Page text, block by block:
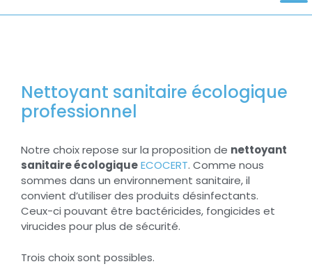
Nettoyant sanitaire écologique
professionnel
Notre choix repose sur la proposition de nettoyant
sanitaire écologiqueECOCERT. Comme nous
sommes dans un environnement sanitaire, il
convient d’utiliser des produits désinfectants.
Ceux-ci pouvant être bactéricides, fongicides et
virucides pour plus de sécurité.
Trois choix sont possibles.